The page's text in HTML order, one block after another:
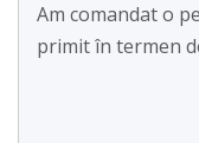
Am comandat o
primit în termen